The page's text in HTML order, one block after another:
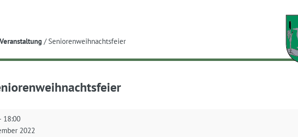
Veranstaltung / Seniorenweihnachtsfeier
18:00
2022